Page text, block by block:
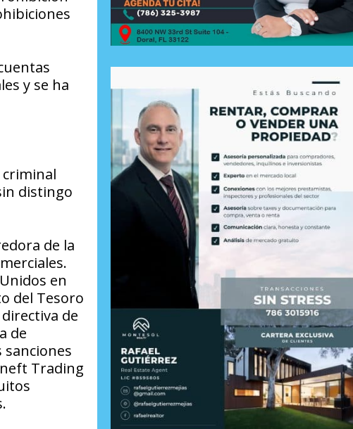
y se ha
distingo
de la
en
del Tesoro
de
de
Trading